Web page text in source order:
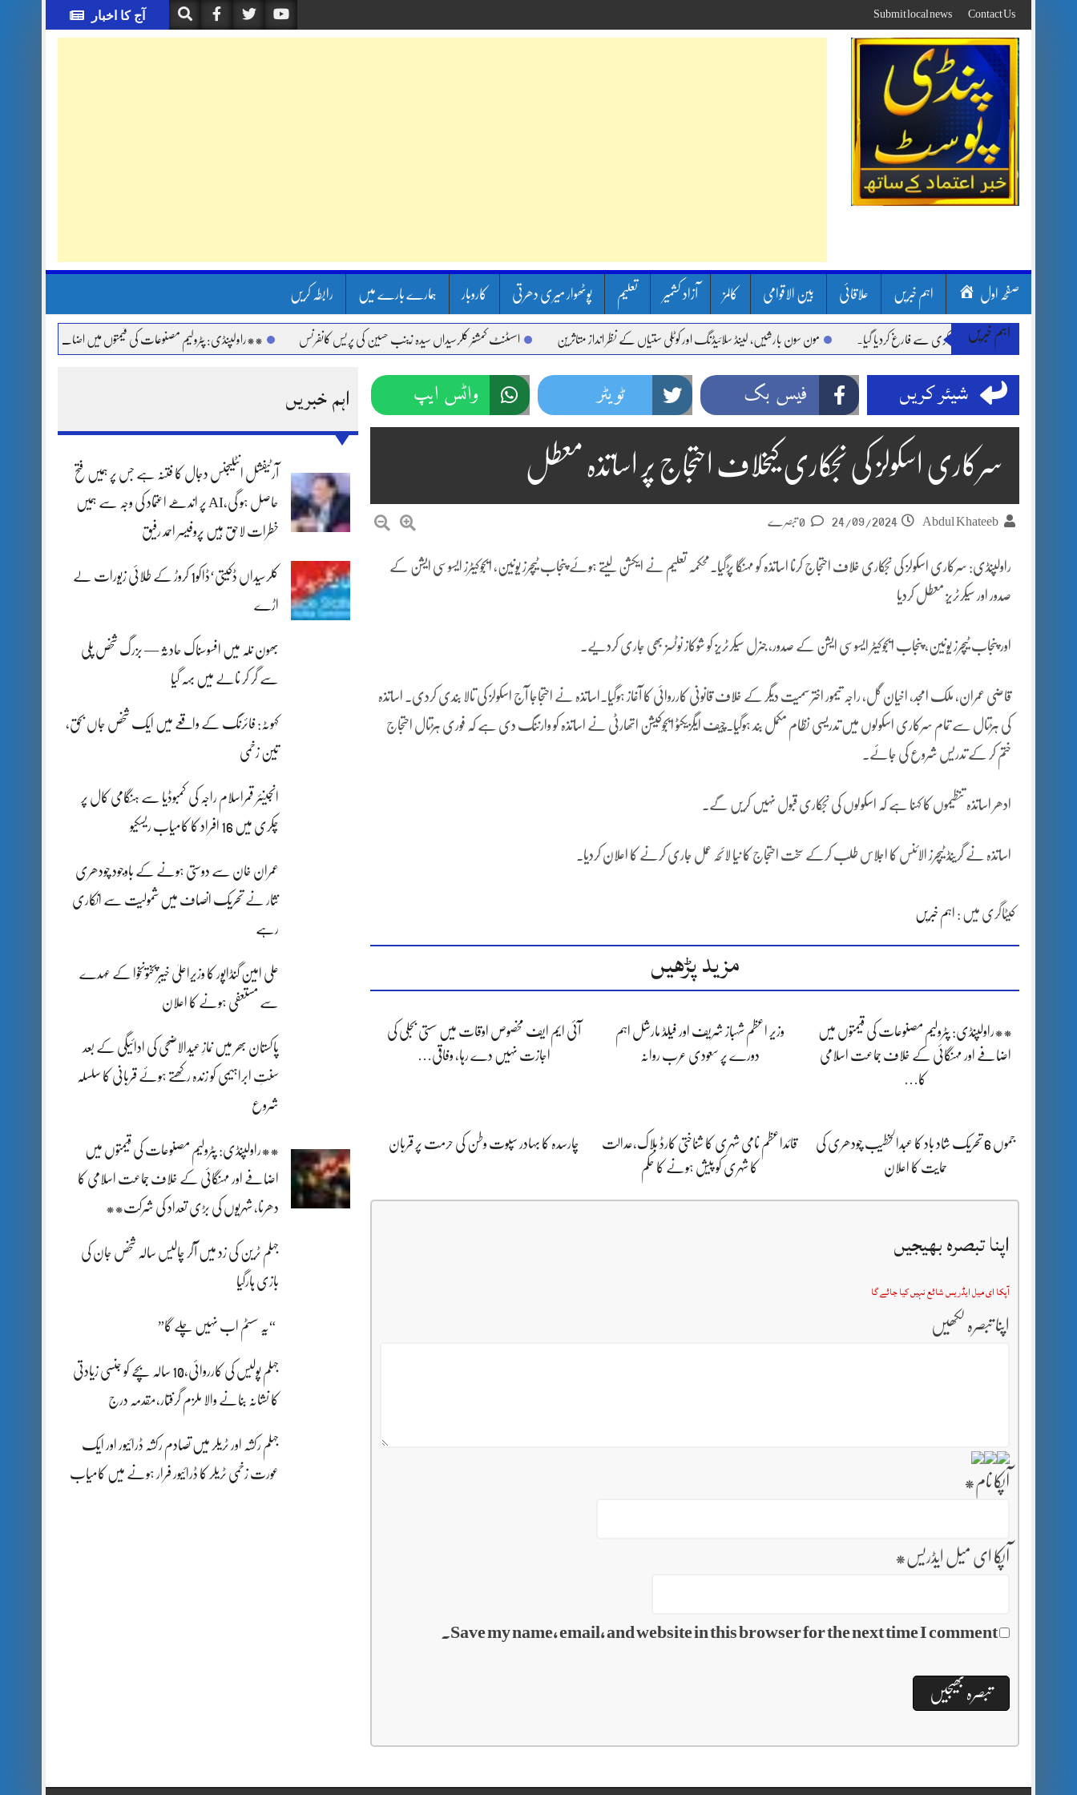
to
content
آج کا اخبار Contact Us
Submit local news
صفحہ اول اہم خبریں علاقائی بین الاقوامی کالمز آزاد کشمیر تعلیم پوٹھوار میری دھرتی کاروبار ہمارے بارے میں رابطہ کریں
اہم خبریں مون سون بارشیں، لینڈ سلائیڈنگ اور کوٹلی ستیاں کے نظر انداز متاثرین اسسٹنٹ کمشنر کلرسیداں سیدہ زینب حسین کی پریس کانفرنس **راولپنڈی: پٹرولیم مصنوعات کی قیمتوں میں اضافے اور مہنگائی کے
اہم خبریں
آرٹیفشل انٹلیجنس دجال کا فتنہ ہے جس پر ہمیں فتح
حاصل ہو گی،AI پر اندھے اعتماد کی وجہ سے ہمیں
خطرات لاحق ہیں پروفیسر احمد رفیق
کلرسیداں ڈکیتی‘ڈاکو1 کروڑ کے طلائی زیورات لے
اڑے
بھون نلہ میں افسوسناک حادثہ — بزرگ شخص پلی
سے گر کر نالے میں بہہ گیا
کہوٹہ: فائرنگ کے واقعے میں ایک شخص جاں بحق،
تین زخمی
انجینئر قمراسلام راجہ کی کمبوڈیا سے ہنگامی کال پر
چکری میں 16 افراد کا کامیاب ریسکیو
عمران خان سے دوستی ہونے کے باوجود چودھری
نثار نے تحریک انصاف میں شمولیت سے انکاری
رہے
علی امین گنڈاپور کا وزیراعلیٰ خیبرپختونخوا کے عہدے
سے مستعفی ہونے کا اعلان
پاکستان بھر میں نمازِ عیدالاضحی کی ادائیگی کے بعد
سنتِ ابراہیمی کو زندہ رکھتے ہوئے قربانی کا سلسلہ
شروع
**راولپنڈی: پٹرولیم مصنوعات کی قیمتوں میں
اضافے اور مہنگائی کے خلاف جماعت اسلامی کا
دھرنا، شہریوں کی بڑی تعداد کی شرکت**
جہلم ٹرین کی زد میں آکر چالیس سالہ شخص جان کی
بازی ہارگیا
“یہ سسٹم اب نہیں چلے گا”
جہلم پولیس کی کارروائی،10 سالہ بچے کو جنسی زیادتی
کا نشانہ بنانے والا ملزم گرفتار،مقدمہ درج
جہلم رکشہ اور ٹریلر میں تصادم رکشہ ڈرائیور اور ایک
عورت زخمی ٹریلر کا ڈرائیور فرار ہونے میں کامیاب
شیئر کریں فیس بک ٹویٹر واٹس ایپ
سرکاری اسکولز کی نجکاری کیخلاف احتجاج پر اساتذہ معطل
Abdul Khateeb
24/09/2024
راولپنڈی: سرکاری اسکولز کی نجکاری خلاف احتجاج کرنا اساتذہ کو مہنگا پڑگیا۔محکمہ تعلیم نے ایکشن لیتے ہوئے پنجاب ٹیچرز یونین، ایجوکیٹرز ایسوسی ایشن کے
صدور اور سیکرٹریز معطل کردیا
اور پنجاب ٹیچرز یونین، پنجاب ایجوکیٹر ایسوسی ایشن کے صدور، جنرل سیکرٹریز کو شوکاز نوٹسز بھی جاری کردیے۔
قاضی عمران، ملک امجد، اخیان گل، راجہ تیمور اختر سمیت دیگر کے خلاف قانونی کارروائی کا آغاز ہوگیا۔اساتذہ نے احتجاجا آج اسکولز کی تالا بندی کردی۔ اساتذہ
کی ہڑتال سے تمام سرکاری اسکولوں میں تدریسی نظام مکمل بند ہوگیا۔چیف ایگزیکٹو ایجوکیشن اتھارٹی نے اساتذہ کو وارننگ دی ہے کہ فوری ہڑتال احتجاج
ختم کر کے تدریس شروع کی جائے۔
ادھر اساتذہ تنظیموں کا کہنا ہے کہ اسکولوں کی نجکاری قبول نہیں کریں گے۔
اساتذہ نے گرینڈ ٹیچرز الائنس کا اجلاس طلب کرکے سخت احتجاج کا نیا لائحہ عمل جاری کرنے کا اعلان کردیا۔
کیٹاگری میں : اہم خبریں
مزید پڑھیں
**راولپنڈی: پٹرولیم مصنوعات کی قیمتوں میں
اضافے اور مہنگائی کے خلاف جماعت اسلامی
کا…
وزیر اعظم شہباز شریف اور فیلڈ مارشل اہم
دورے پر سعودی عرب روانہ
آئی ایم ایف مخصوص اوقات میں سستی بجلی کی
اجازت نہیں دے رہا، وفاقی…
جموں 6 تحریک شاد باد کا عبدالخطیب چودھری کی
حمایت کا اعلان
قائداعظم نامی شہری کا شناختی کارڈ بلاک،عدالت
کا شہری کو پیش ہونے کا حکم
چارسدہ کا بہادر سپوت وطن کی حرمت پر قربان
اپنا تبصرہ بھیجیں
آپکا ای میل ایڈریس شائع نہیں کیا جائے گا
اپنا تبصرہ لکھیں
آپکا نام *
آپکا ای میل ایڈریس *
Save my name, email, and website in this browser for the next time I comment.